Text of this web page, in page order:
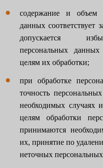
содержание и объем
данных соответствует
допускается
персональных
целям их обработки;
при обработке
точность
необходимых случаях
целям обработки
принимаются
их, принятие по
неточных